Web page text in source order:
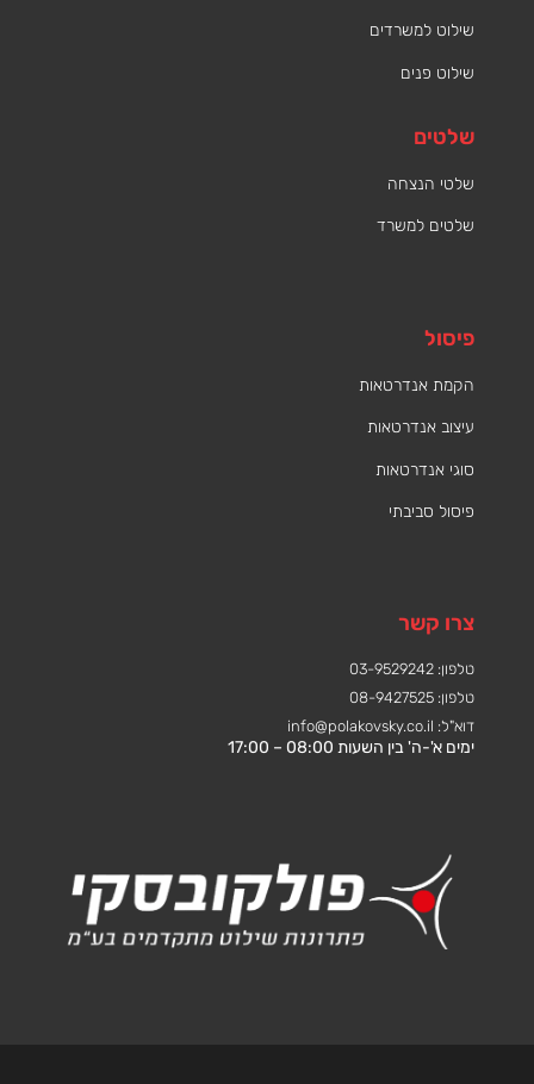
שילוט למשרדים
שילוט פנים
שלטים
שלטי הנצחה
שלטים למשרד
פיסול
הקמת אנדרטאות
עיצוב אנדרטאות
סוגי אנדרטאות
פיסול סביבתי
צרו קשר
טלפון: 03-9529242
טלפון: 08-9427525
דוא"ל: info@polakovsky.co.il
ימים א'-ה' בין השעות 08:00 – 17:00